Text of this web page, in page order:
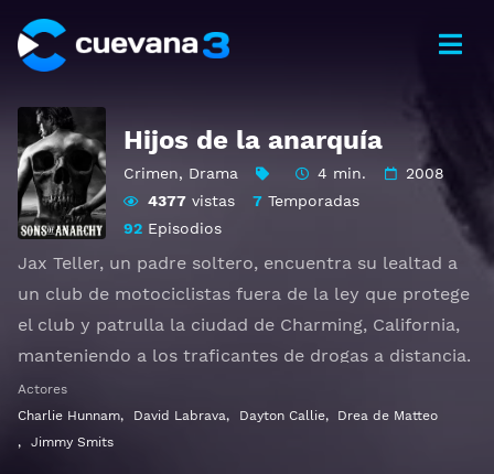
Hijos de la anarquía
Crimen, Drama 4 min.
2008
4377 vistas 7 Temporadas
92 Episodios
Jax Teller, un padre soltero, encuentra su lealtad a
un club de motociclistas fuera de la ley que protege
el club y patrulla la ciudad de Charming, California,
manteniendo a los traficantes de drogas a distancia.
español latino, subtitulado, castellano
Actores
Charlie Hunnam, David Labrava, Dayton Callie,
Drea de Matteo
,
Jimmy Smits